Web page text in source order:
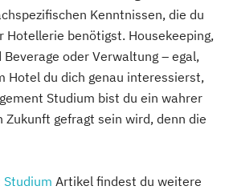
Kenntnissen, die du
Hotellerie benötigst. Housekeeping,
oder Verwaltung – egal,
Hotel du dich genau interessierst,
Studium bist du ein wahrer
Zukunft gefragt sein wird, denn die
Artikel findest du weitere